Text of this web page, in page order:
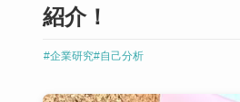
紹介！
#企業研究#自己分析